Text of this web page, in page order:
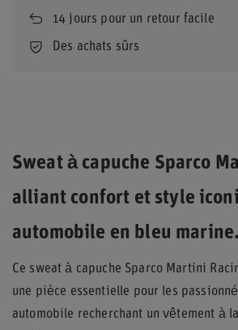
14 jours pour un retour facile
Des achats sûrs
Sweat à capuche Sparco
alliant confort et style
automobile en bleu marine.
Ce sweat à capuche Sparco Martini
une pièce essentielle pour les
automobile recherchant un vêtement à